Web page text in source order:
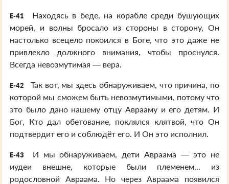
E-41
Находясь в беде, на корабле среди бушующих
морей, и волны бросало из стороны в сторону, Он
настолько всецело покоился в Боге, что это даже не
привлекло должного внимания, чтобы проснулся.
Всегда невозмутимая — вера.
E-42
Так вот, мы здесь обнаруживаем, что причина, по
которой мы сможем быть невозмутимыми, потому что
это было дано нашему отцу Аврааму и его детям. И
Бог, Кто дал обетование, поклялся клятвой, что Он
подтвердит его и соблюдёт его. И Он это исполнил.
E-43
И мы обнаруживаем, дети Авраама — это не
иудеи внешне, которые были племенем... из
родословной Авраама. Но через Авраама появился